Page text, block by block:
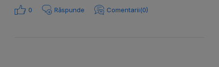
0 Răspunde Comentarii(0)